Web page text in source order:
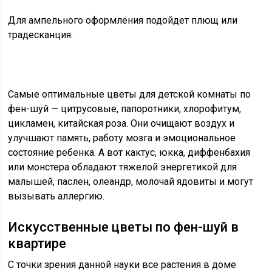
Для ампельного оформления подойдет плющ или
традесканция.
Самые оптимальные цветы для детской комнаты по
фен-шуй — цитрусовые, папоротники, хлорофитум,
цикламен, китайская роза. Они очищают воздух и
улучшают память, работу мозга и эмоциональное
состояние ребенка. А вот кактус, юкка, диффенбахия
или монстера обладают тяжелой энергетикой для
малышей, паслен, олеандр, молочай ядовиты и могут
вызывать аллергию.
Искусственные цветы по фен-шуй в
квартире
С точки зрения данной науки все растения в доме